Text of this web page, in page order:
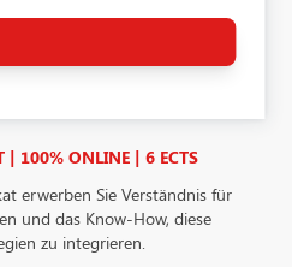
System. Über den Google Tag
zentral über eine Benutzeroberfläche
sind kleine Codeabschnitte, die
Über den Google Tag
Google Ireland Limited
der verarbeitenden Firma
die E-Mail-Adresse des
des verarbeitenden Unternehmen:
BRAND
| 100% ONLINE | 6 ECTS
erwerben Sie Verständnis für
und das Know-How, diese
zu integrieren.